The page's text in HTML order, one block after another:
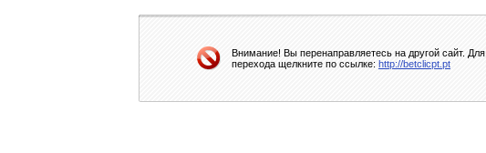
Внимание! Вы перенаправляетесь на другой сайт. Для
перехода щелкните по ссылке: http://betclicpt.pt